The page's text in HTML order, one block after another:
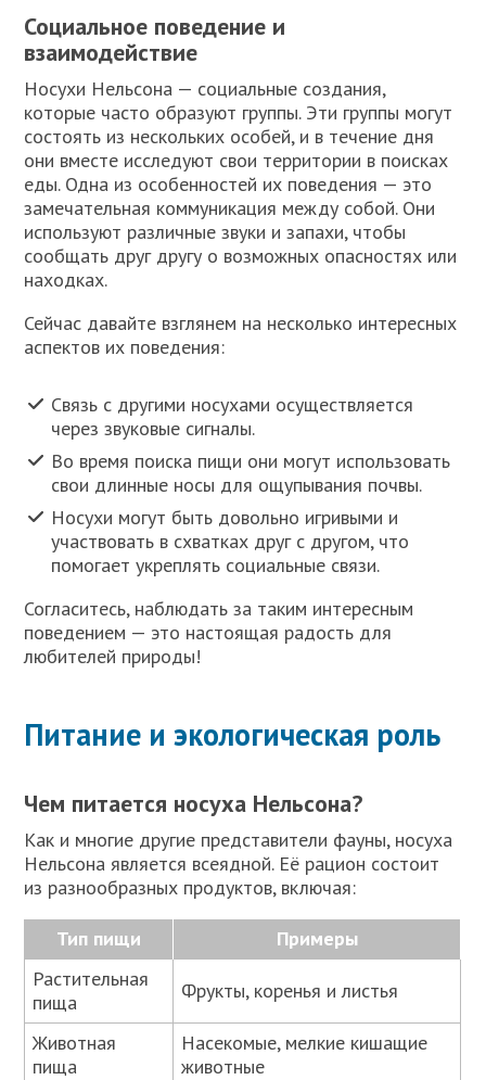
Социальное поведение и
взаимодействие
Носухи Нельсона — социальные создания,
которые часто образуют группы. Эти группы могут
состоять из нескольких особей, и в течение дня
они вместе исследуют свои территории в поисках
еды. Одна из особенностей их поведения — это
замечательная коммуникация между собой. Они
используют различные звуки и запахи, чтобы
сообщать друг другу о возможных опасностях или
находках.
Сейчас давайте взглянем на несколько интересных
аспектов их поведения:
Связь с другими носухами осуществляется
через звуковые сигналы.
Во время поиска пищи они могут использовать
свои длинные носы для ощупывания почвы.
Носухи могут быть довольно игривыми и
участвовать в схватках друг с другом, что
помогает укреплять социальные связи.
Согласитесь, наблюдать за таким интересным
поведением — это настоящая радость для
любителей природы!
Питание и экологическая роль
Чем питается носуха Нельсона?
Как и многие другие представители фауны, носуха
Нельсона является всеядной. Её рацион состоит
из разнообразных продуктов, включая:
Тип пищи
Примеры
Растительная
пища
Фрукты, коренья и листья
Животная
пища
Насекомые, мелкие кишащие
животные